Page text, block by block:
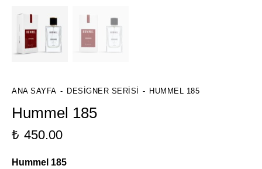
ANA SAYFA DESIGNER SERISI HUMMEL 185
Hummel 185
₺ 450.00
Hummel 185